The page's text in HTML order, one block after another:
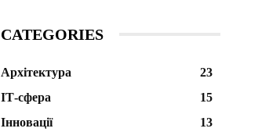
CATEGORIES
Архітектура
23
ІТ-сфера
15
Інновації
13